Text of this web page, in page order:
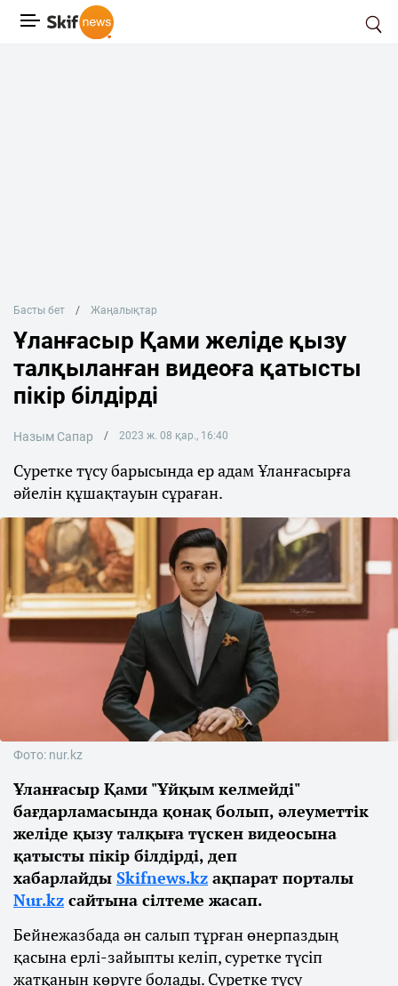
Басты бет Жаңалықтар
Ұланғасыр Қами желіде қызу
талқыланған видеоға қатысты
пікір білдірді
Назым Сапар 2023 ж. 08 қар., 16:40
Суретке түсу барысында ер адам Ұланғасырға
әйелін құшақтауын сұраған.
Фото: nur.kz
Ұланғасыр Қами "Ұйқым келмейді"
бағдарламасында қонақ болып, әлеуметтік
желіде қызу талқыға түскен видеосына
қатысты пікір білдірді, деп
хабарлайды Skifnews.kz ақпарат порталы
Nur.kz сайтына сілтеме жасап.
Бейнежазбада ән салып тұрған өнерпаздың
қасына ерлі-зайыпты келіп, суретке түсіп
жатқанын көруге болады. Суретке түсу